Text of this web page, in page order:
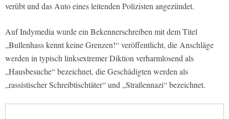
verübt und das Auto eines leitenden Polizisten angezündet.
Auf Indymedia wurde ein Bekennerschreiben mit dem Titel
„Bullenhass kennt keine Grenzen!“ veröffentlicht, die Anschläge
werden in typisch linksextremer Diktion verharmlosend als
„Hausbesuche“ bezeichnet, die Geschädigten werden als
„rassistischer Schreibtischtäter“ und „Straßennazi“ bezeichnet.